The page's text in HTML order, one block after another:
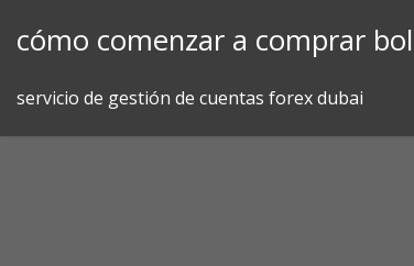
cómo comenzar a comprar
servicio de gestión de cuentas forex dubai